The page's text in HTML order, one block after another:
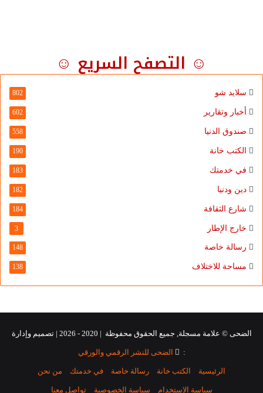
☺ التصفح السريع ☺
سلايد شو 802
أخبار وتقارير 602
صندوق الدنيا 558
الكتب خانة 190
في خدمتك 183
دين ودنيا 182
شارع الثقافة 184
خارج الإطار 3
رسالة خاصة 148
مساحة للاختلاف 138
الضحى © علامة مسجلة, جميع الحقوق محفوظة | 2020 - 2026 | تصميم وإدارة
: الضحى للنشر الرقمي والورقي
الرئيسية الكتب خانة رسالة خاصة في خدمتك من نحن
سياسة الاستخدام سياسة الخصوصية تواصل معنا